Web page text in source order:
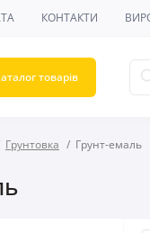
КОНТАКТИ
товарів
Грунтовка Грунт-емаль